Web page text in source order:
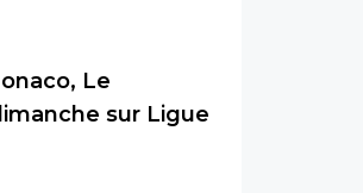
Le
sur Ligue